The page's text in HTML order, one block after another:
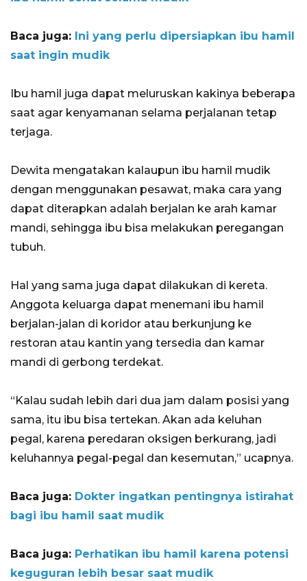
Baca juga: Ini yang perlu dipersiapkan ibu hamil
saat ingin mudik
Ibu hamil juga dapat meluruskan kakinya beberapa
saat agar kenyamanan selama perjalanan tetap
terjaga.
Dewita mengatakan kalaupun ibu hamil mudik
dengan menggunakan pesawat, maka cara yang
dapat diterapkan adalah berjalan ke arah kamar
mandi, sehingga ibu bisa melakukan peregangan
tubuh.
Hal yang sama juga dapat dilakukan di kereta.
Anggota keluarga dapat menemani ibu hamil
berjalan-jalan di koridor atau berkunjung ke
restoran atau kantin yang tersedia dan kamar
mandi di gerbong terdekat.
“Kalau sudah lebih dari dua jam dalam posisi yang
sama, itu ibu bisa tertekan. Akan ada keluhan
pegal, karena peredaran oksigen berkurang, jadi
keluhannya pegal-pegal dan kesemutan,” ucapnya.
Baca juga: Dokter ingatkan pentingnya istirahat
bagi ibu hamil saat mudik
Baca juga: Perhatikan ibu hamil karena potensi
keguguran lebih besar saat mudik